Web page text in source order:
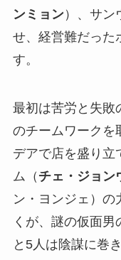
ンミョン）、サン
せ、経営難だった
す。
最初は苦労と失敗
のチームワークを
デアで店を盛り立
ム（ チェ・ジョン
ン・ヨンジェ）の
くが、謎の仮面男
と5人は陰謀に巻